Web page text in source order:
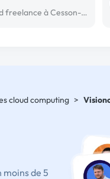
Administrateur cloud freelance à Cesson-sévigné
cloud computing >
moins de 5